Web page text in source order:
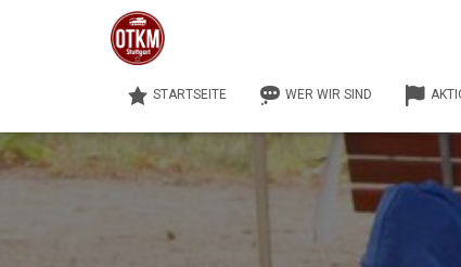
STARTSEITE WER WIR SIND